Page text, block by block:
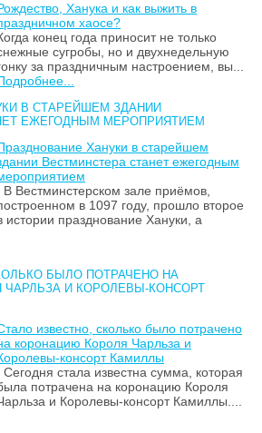
Ханука и как выжить в
хаосе?
конец года приносит не только
сугробы, но и двухнедельную
за праздничным настроением, вы...
В СТАРЕЙШЕМ ЗДАНИИ
ЕЖЕГОДНЫМ МЕРОПРИЯТИЕМ
Хануки в старейшем
Вестминстера станет ежегодным
В Вестминстерском зале приёмов,
в 1097 году, прошло второе
истории празднование Хануки, а
БЫЛО ПОТРАЧЕНО НА
И КОРОЛЕВЫ-КОНСОРТ
известно, сколько было потрачено
коронацию Короля Чарльза и
консорт Камиллы
Сегодня стала известна сумма, которая
потрачена на коронацию Короля
и Королевы-консорт Камиллы....